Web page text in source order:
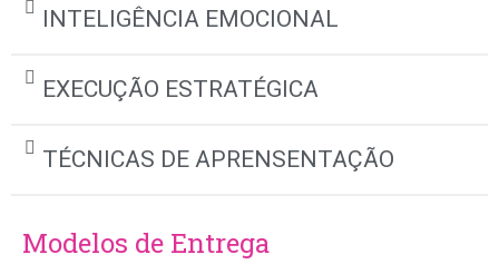
INTELIGÊNCIA EMOCIONAL
EXECUÇÃO ESTRATÉGICA
TÉCNICAS DE APRENSENTAÇÃO
Modelos de Entrega